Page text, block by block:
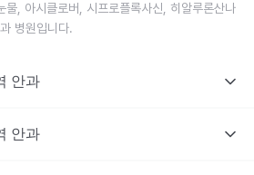
물, 아시클로버, 시프로플록사신, 히알루론산나
병원입니다.
안과
안과